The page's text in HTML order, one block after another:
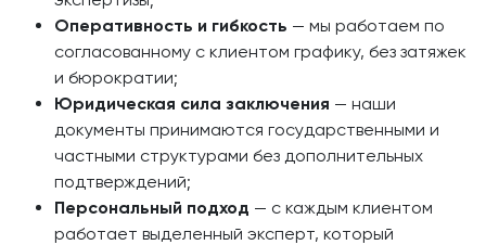
Оперативность и гибкость — мы работаем по
согласованному с клиентом графику, без затяжек
и бюрократии;
Юридическая сила заключения — наши
документы принимаются государственными и
частными структурами без дополнительных
подтверждений;
Персональный подход — с каждым клиентом
работает выделенный эксперт, который